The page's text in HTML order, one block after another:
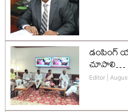
డంపింగ్
చూపాలి…
Editor